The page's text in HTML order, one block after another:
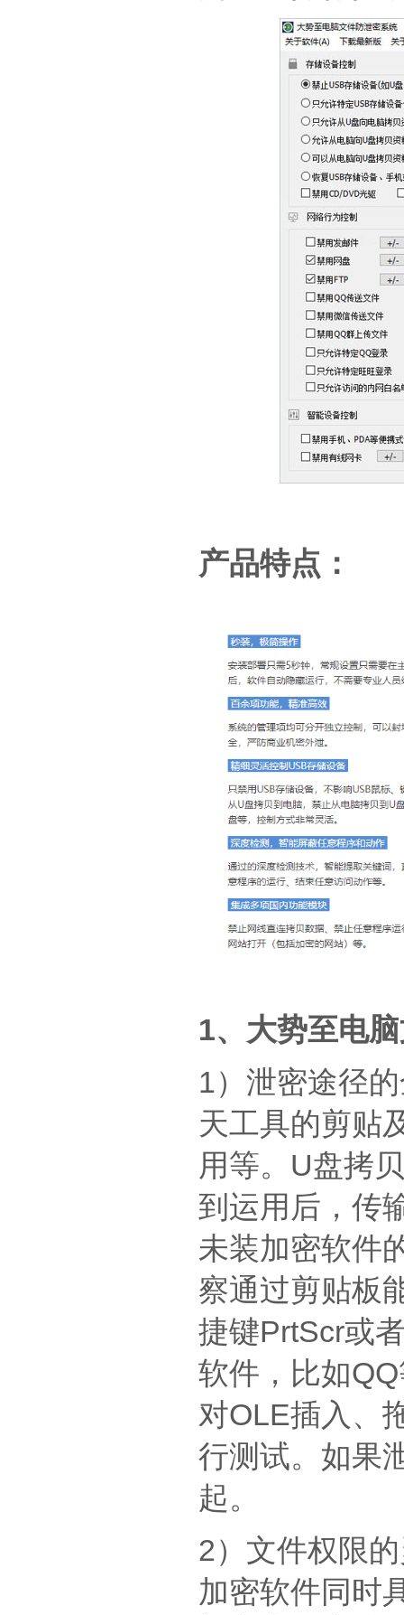
产品特点：
1、大势至电
1）泄密途径
天工具的剪贴
用等。U盘拷
到运用后，传
未装加密软件
察通过剪贴板
捷键PrtScr或
软件，比如
对OLE插入、
行测试。如果
起。
2）文件权限
加密软件同时